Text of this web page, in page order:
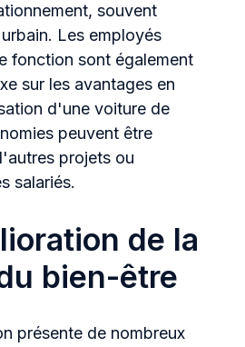
souvent
Les employés
fonction sont également
sur les avantages en
d'une voiture de
peuvent être
projets ou
salariés.
de la
bien-être
présente de nombreux